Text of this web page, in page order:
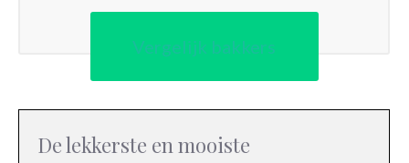
Vergelijk bakkers
De lekkerste en mooiste